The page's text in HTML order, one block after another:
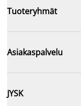
Tuoteryhmät
Asiakaspalvelu
JYSK